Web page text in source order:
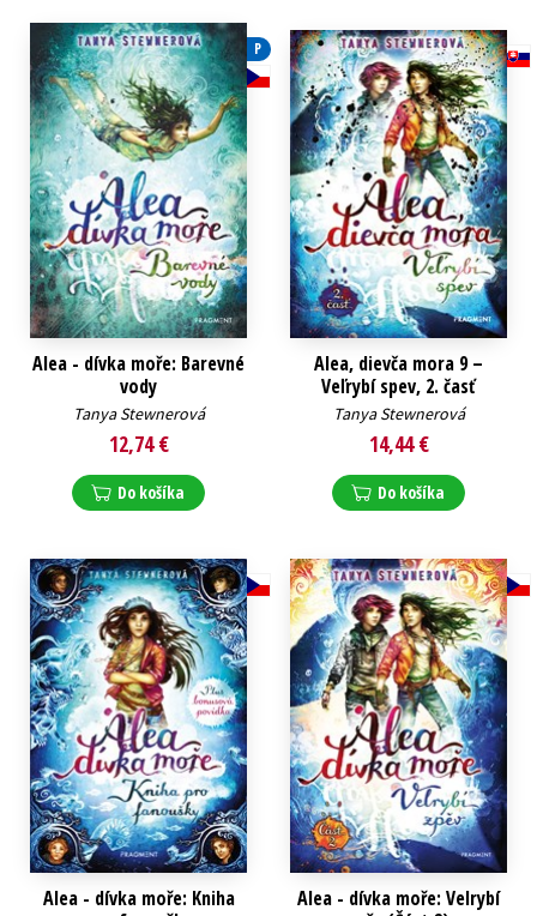
P
Alea - dívka moře: Barevné
vody
Tanya Stewnerová
12,74 €
Do košíka
Alea, dievča mora 9 –
Veľrybí spev, 2. časť
Tanya Stewnerová
14,44 €
Do košíka
Alea - dívka moře: Kniha
Alea - dívka moře: Velrybí